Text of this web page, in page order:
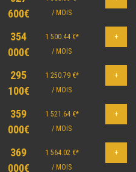
600€
/ MOIS
354
000€
1 500.44 €*
/ MOIS
+
295
100€
1 250.79 €*
/ MOIS
+
359
000€
1 521.64 €*
/ MOIS
+
369
000€
1 564.02 €*
/ MOIS
+